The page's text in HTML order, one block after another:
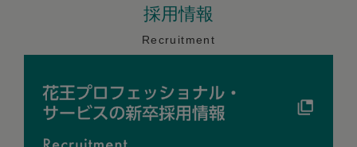
採用情報
Recruitment